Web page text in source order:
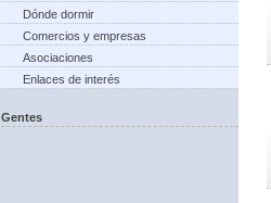
Dónde dormir
Comercios y empresas
Asociaciones
Enlaces de interés
Gentes